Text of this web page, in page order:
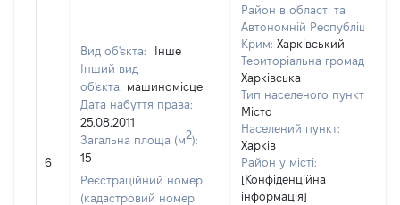
6
Вид об'єкта:
Інше
Інший вид
об'єкта: машиномісце
Дата набуття права:
25.08.2011
Загальна площа (м2):
15
Реєстраційний номер
(кадастровий номер
Район в області та
Автономній Республіці
Крим: Харківський
Територіальна громада:
Харківська
Тип населеного пункту:
Місто
Населений пункт:
Харків
Район у місті:
[Конфіденційна
інформація]